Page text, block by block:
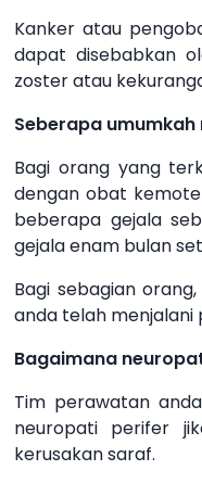
Kanker atau
dapat disebabkan
zoster atau
Seberapa
Bagi orang yang
dengan obat
beberapa gejala
gejala enam bulan
Bagi sebagian
anda telah menjalani
Bagaimana
Tim perawatan
neuropati perifer
kerusakan saraf.